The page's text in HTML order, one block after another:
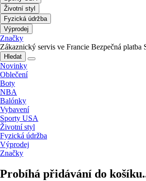
Životní styl
Fyzická údržba
Výprodej
Značky
Zákaznický servis ve Francie Bezpečná platba
Hledat
Novinky
Oblečení
Boty
NBA
Balónky
Vybavení
Sporty USA
Životní styl
Fyzická údržba
Výprodej
Značky
Probíhá přidávání do